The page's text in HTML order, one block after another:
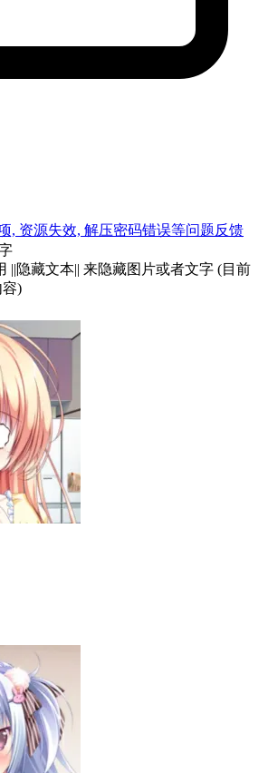
, 资源失效, 解压密码错误等问题反馈
||隐藏文本|| 来隐藏图片或者文字 (目前
容)